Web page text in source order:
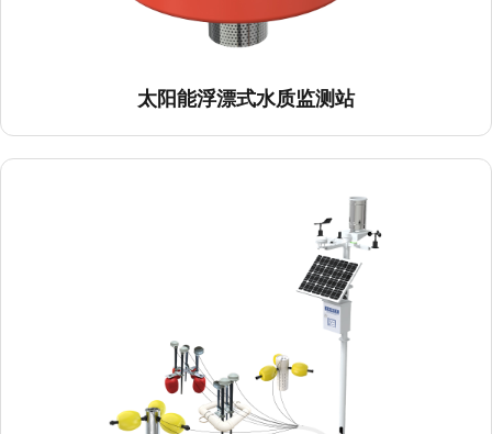
太阳能浮漂式水质监测站